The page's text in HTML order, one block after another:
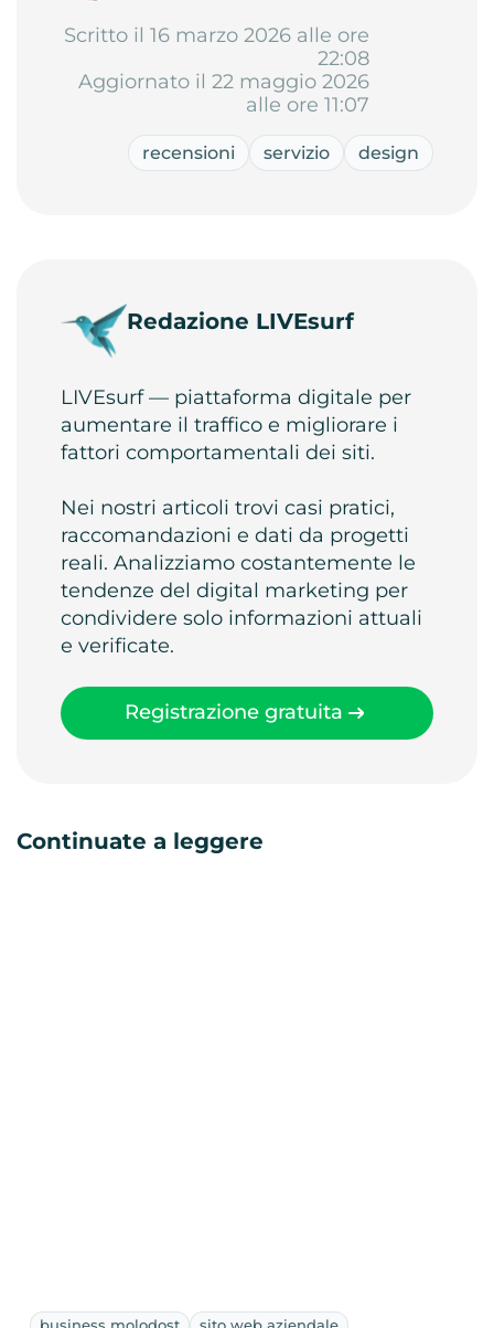
Scritto il 16 marzo 2026 alle ore
22:08
Aggiornato il 22 maggio 2026
alle ore 11:07
recensioni servizio design
Redazione LIVEsurf
LIVEsurf — piattaforma digitale per
aumentare il traffico e migliorare i
fattori comportamentali dei siti.
Nei nostri articoli trovi casi pratici,
raccomandazioni e dati da progetti
reali. Analizziamo costantemente le
tendenze del digital marketing per
condividere solo informazioni attuali
e verificate.
Registrazione gratuita
Continuate a leggere